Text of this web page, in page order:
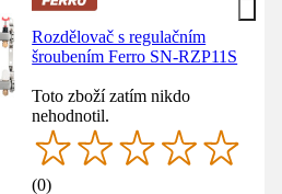
Rozdělovač s regulačním
šroubením Ferro SN-RZP11S
Toto zboží zatím nikdo
nehodnotil.
(0)